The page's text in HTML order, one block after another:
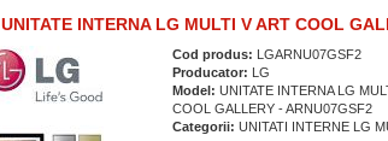
UNITATE INTERNA LG MULTI V ART COOL
Cod produs: LGARNU07GSF2
Producator: LG
Model:UNITATE INTERNA LG
COOL GALLERY - ARNU07GSF2
Categorii:UNITATI INTERNE LG